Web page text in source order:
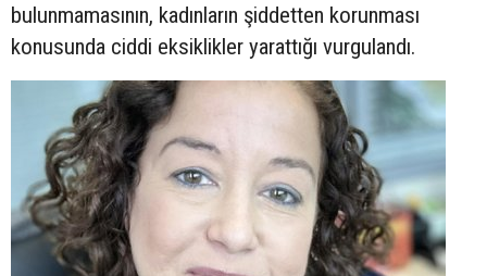
bulunmamasının, kadınların şiddetten korunması
konusunda ciddi eksiklikler yarattığı vurgulandı.